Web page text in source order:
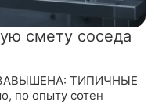
смету соседа
ТИПИЧНЫЕ
по опыту сотен